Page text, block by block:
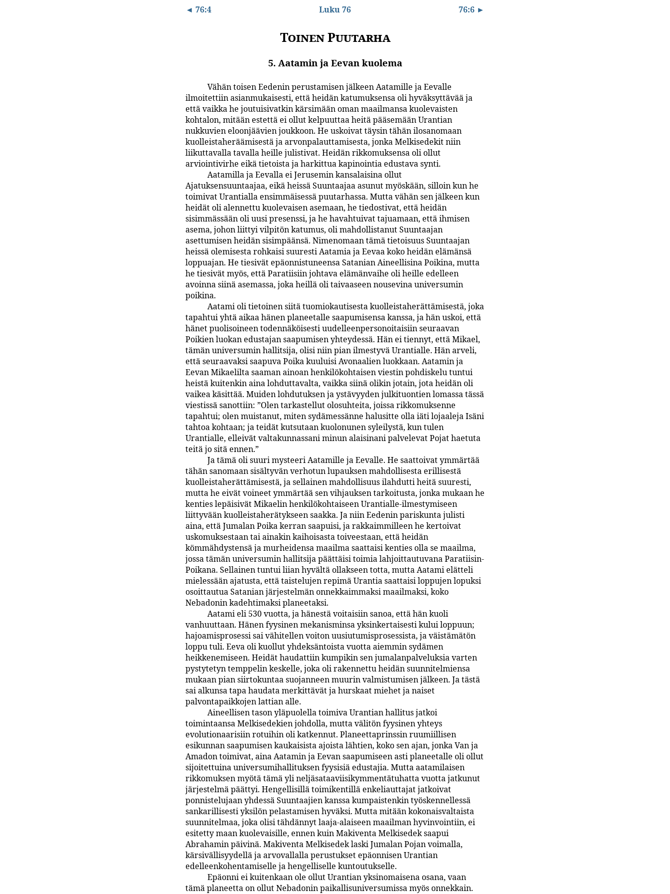
◄ 76:4 Luku 76 76:6 ►
Toinen Puutarha
5. Aatamin ja Eevan kuolema
Vähän toisen Eedenin perustamisen jälkeen Aatamille ja Eevalle
ilmoitettiin asianmukaisesti, että heidän katumuksensa oli hyväksyttävää ja
että vaikka he joutuisivatkin kärsimään oman maailmansa kuolevaisten
kohtalon, mitään estettä ei ollut kelpuuttaa heitä pääsemään Urantian
nukkuvien eloonjäävien joukkoon. He uskoivat täysin tähän ilosanomaan
kuolleistaheräämisestä ja arvonpalauttamisesta, jonka Melkisedekit niin
liikuttavalla tavalla heille julistivat. Heidän rikkomuksensa oli ollut
arviointivirhe eikä tietoista ja harkittua kapinointia edustava synti.
Aatamilla ja Eevalla ei Jerusemin kansalaisina ollut
Ajatuksensuuntaajaa, eikä heissä Suuntaajaa asunut myöskään, silloin kun he
toimivat Urantialla ensimmäisessä puutarhassa. Mutta vähän sen jälkeen kun
heidät oli alennettu kuolevaisen asemaan, he tiedostivat, että heidän
sisimmässään oli uusi presenssi, ja he havahtuivat tajuamaan, että ihmisen
asema, johon liittyi vilpitön katumus, oli mahdollistanut Suuntaajan
asettumisen heidän sisimpäänsä. Nimenomaan tämä tietoisuus Suuntaajan
heissä olemisesta rohkaisi suuresti Aatamia ja Eevaa koko heidän elämänsä
loppuajan. He tiesivät epäonnistuneensa Satanian Aineellisina Poikina, mutta
he tiesivät myös, että Paratiisiin johtava elämänvaihe oli heille edelleen
avoinna siinä asemassa, joka heillä oli taivaaseen nousevina universumin
poikina.
Aatami oli tietoinen siitä tuomiokautisesta kuolleistaherättämisestä, joka
tapahtui yhtä aikaa hänen planeetalle saapumisensa kanssa, ja hän uskoi, että
hänet puolisoineen todennäköisesti uudelleenpersonoitaisiin seuraavan
Poikien luokan edustajan saapumisen yhteydessä. Hän ei tiennyt, että Mikael,
tämän universumin hallitsija, olisi niin pian ilmestyvä Urantialle. Hän arveli,
että seuraavaksi saapuva Poika kuuluisi Avonaalien luokkaan. Aatamin ja
Eevan Mikaelilta saaman ainoan henkilökohtaisen viestin pohdiskelu tuntui
heistä kuitenkin aina lohduttavalta, vaikka siinä olikin jotain, jota heidän oli
vaikea käsittää. Muiden lohdutuksen ja ystävyyden julkituontien lomassa tässä
viestissä sanottiin: ”Olen tarkastellut olosuhteita, joissa rikkomuksenne
tapahtui; olen muistanut, miten sydämessänne halusitte olla iäti lojaaleja Isäni
tahtoa kohtaan; ja teidät kutsutaan kuolonunen syleilystä, kun tulen
Urantialle, elleivät valtakunnassani minun alaisinani palvelevat Pojat haetuta
teitä jo sitä ennen.”
Ja tämä oli suuri mysteeri Aatamille ja Eevalle. He saattoivat ymmärtää
tähän sanomaan sisältyvän verhotun lupauksen mahdollisesta erillisestä
kuolleistaherättämisestä, ja sellainen mahdollisuus ilahdutti heitä suuresti,
mutta he eivät voineet ymmärtää sen vihjauksen tarkoitusta, jonka mukaan he
kenties lepäisivät Mikaelin henkilökohtaiseen Urantialle-ilmestymiseen
liittyvään kuolleistaherätykseen saakka. Ja niin Eedenin pariskunta julisti
aina, että Jumalan Poika kerran saapuisi, ja rakkaimmilleen he kertoivat
uskomuksestaan tai ainakin kaihoisasta toiveestaan, että heidän
kömmähdystensä ja murheidensa maailma saattaisi kenties olla se maailma,
jossa tämän universumin hallitsija päättäisi toimia lahjoittautuvana Paratiisin-
Poikana. Sellainen tuntui liian hyvältä ollakseen totta, mutta Aatami elätteli
mielessään ajatusta, että taistelujen repimä Urantia saattaisi loppujen lopuksi
osoittautua Satanian järjestelmän onnekkaimmaksi maailmaksi, koko
Nebadonin kadehtimaksi planeetaksi.
Aatami eli 530 vuotta, ja hänestä voitaisiin sanoa, että hän kuoli
vanhuuttaan. Hänen fyysinen mekanisminsa yksinkertaisesti kului loppuun;
hajoamisprosessi sai vähitellen voiton uusiutumisprosessista, ja väistämätön
loppu tuli. Eeva oli kuollut yhdeksäntoista vuotta aiemmin sydämen
heikkenemiseen. Heidät haudattiin kumpikin sen jumalanpalveluksia varten
pystytetyn temppelin keskelle, joka oli rakennettu heidän suunnitelmiensa
mukaan pian siirtokuntaa suojanneen muurin valmistumisen jälkeen. Ja tästä
sai alkunsa tapa haudata merkittävät ja hurskaat miehet ja naiset
palvontapaikkojen lattian alle.
Aineellisen tason yläpuolella toimiva Urantian hallitus jatkoi
toimintaansa Melkisedekien johdolla, mutta välitön fyysinen yhteys
evolutionaarisiin rotuihin oli katkennut. Planeettaprinssin ruumiillisen
esikunnan saapumisen kaukaisista ajoista lähtien, koko sen ajan, jonka Van ja
Amadon toimivat, aina Aatamin ja Eevan saapumiseen asti planeetalle oli ollut
sijoitettuina universumihallituksen fyysisiä edustajia. Mutta aatamilaisen
rikkomuksen myötä tämä yli neljäsataaviisikymmentätuhatta vuotta jatkunut
järjestelmä päättyi. Hengellisillä toimikentillä enkeliauttajat jatkoivat
ponnistelujaan yhdessä Suuntaajien kanssa kumpaistenkin työskennellessä
sankarillisesti yksilön pelastamisen hyväksi. Mutta mitään kokonaisvaltaista
suunnitelmaa, joka olisi tähdännyt laaja-alaiseen maailman hyvinvointiin, ei
esitetty maan kuolevaisille, ennen kuin Makiventa Melkisedek saapui
Abrahamin päivinä. Makiventa Melkisedek laski Jumalan Pojan voimalla,
kärsivällisyydellä ja arvovallalla perustukset epäonnisen Urantian
edelleenkohentamiselle ja hengelliselle kuntoutukselle.
Epäonni ei kuitenkaan ole ollut Urantian yksinomaisena osana, vaan
tämä planeetta on ollut Nebadonin paikallisuniversumissa myös onnekkain.